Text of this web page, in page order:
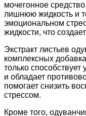
мочегонное
лишнюю жидкость и
эмоциональном
жидкости, что
Экстракт листьев
комплексных
только
и обладает
помогает снизить
стрессом.
Кроме того,